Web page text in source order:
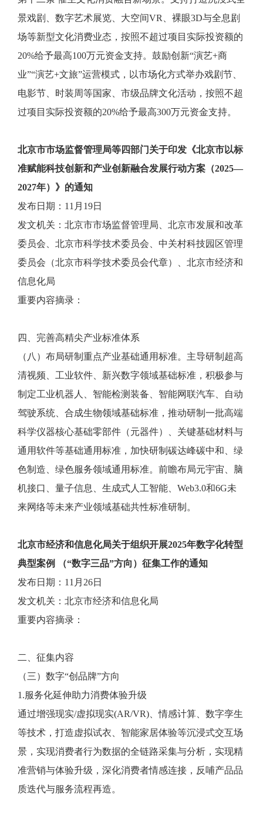
景戏剧、数字艺术展览、大空间VR、裸眼3D与全息剧
场等新型文化消费业态，按照不超过项目实际投资额的
20%给予最高100万元资金支持。鼓励创新“演艺+商
业”“演艺+文旅”运营模式，以市场化方式举办戏剧节、
电影节、时装周等国家、市级品牌文化活动，按照不超
过项目实际投资额的20%给予最高300万元资金支持。
北京市市场监督管理局等四部门关于印发《北京市以标
准赋能科技创新和产业创新融合发展行动方案（2025—
2027年）》的通知
发布日期：11月19日
发文机关：北京市市场监督管理局、北京市发展和改革
委员会、北京市科学技术委员会、中关村科技园区管理
委员会（北京市科学技术委员会代章）、北京市经济和
信息化局
重要内容摘录：
四、完善高精尖产业标准体系
（八）布局研制重点产业基础通用标准。主导研制超高
清视频、工业软件、新兴数字领域基础标准，积极参与
制定工业机器人、智能检测装备、智能网联汽车、自动
驾驶系统、合成生物领域基础标准，推动研制一批高端
科学仪器核心基础零部件（元器件）、关键基础材料与
通用软件等基础通用标准，加快研制碳达峰碳中和、绿
色制造、绿色服务领域通用标准。前瞻布局元宇宙、脑
机接口、量子信息、生成式人工智能、Web3.0和6G未
来网络等未来产业领域基础共性标准研制。
北京市经济和信息化局关于组织开展2025年数字化转型
典型案例 （“数字三品”方向）征集工作的通知
发布日期：11月26日
发文机关：北京市经济和信息化局
重要内容摘录：
二、征集内容
（三）数字“创品牌”方向
1.服务化延伸助力消费体验升级
通过增强现实/虚拟现实(AR/VR)、情感计算、数字孪生
等技术，打造虚拟试衣、智能家居体验等沉浸式交互场
景，实现消费者行为数据的全链路采集与分析，实现精
准营销与体验升级，深化消费者情感连接，反哺产品品
质迭代与服务流程再造。